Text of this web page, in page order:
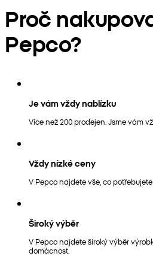
Proč
Pepco?
Je vám vždy nablízku
Více než 200 prodejen. Jsme vám
Vždy nízké ceny
V Pepco najdete vše, co
Široký výběr
V Pepco najdete široký výběr
domácnost.